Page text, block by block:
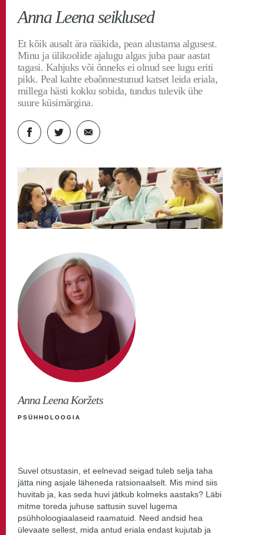
Anna Leena seiklused
Et kõik ausalt ära rääkida, pean alustama algusest.
Minu ja ülikoolide ajalugu algas juba paar aastat
tagasi. Kahjuks või õnneks ei olnud see lugu eriti
pikk. Peal kahte ebaõnnestunud katset leida eriala,
millega hästi kokku sobida, tundus tulevik ühe
suure küsimärgina.
Anna Leena Koržets
PSÜHHOLOOGIA
Suvel otsustasin, et eelnevad seigad tuleb selja taha
jätta ning asjale läheneda ratsionaalselt. Mis mind siis
huvitab ja, kas seda huvi jätkub kolmeks aastaks? Läbi
mitme toreda juhuse sattusin suvel lugema
psühholoogiaalaseid raamatuid. Need andsid hea
ülevaate sellest, mida antud eriala endast kujutab ja